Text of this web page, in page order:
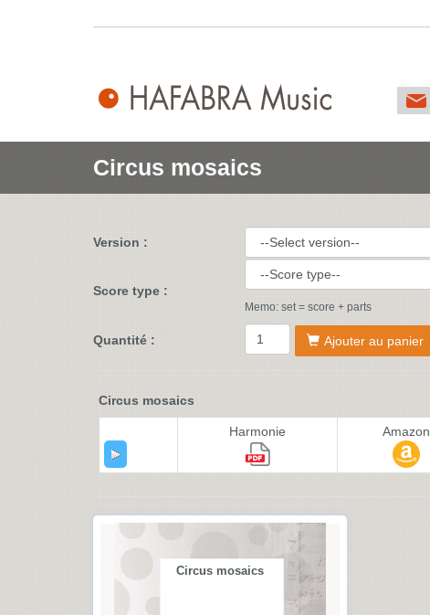
Circus mosaics
Version :
Score type :
Memo: set = score + parts
Quantité : Ajouter au panier
Circus mosaics
Harmonie Amazon
Circus mosaics